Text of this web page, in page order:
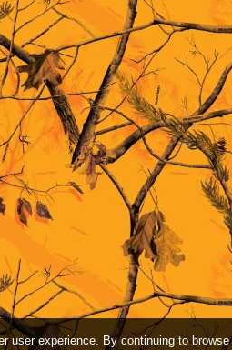
user experience. By continuing to